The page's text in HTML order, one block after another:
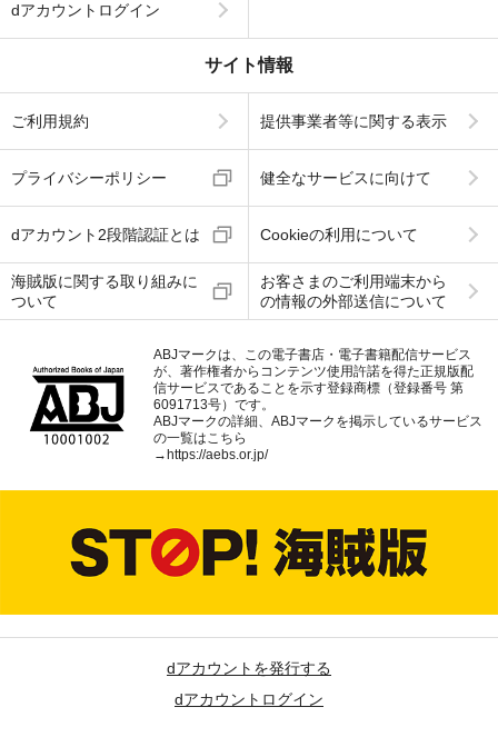
dアカウントログイン
サイト情報
ご利用規約 提供事業者等に関する表示
プライバシーポリシー 健全なサービスに向けて
dアカウント2段階認証とは Cookieの利用について
海賊版に関する取り組みに
ついて
お客さまのご利用端末から
の情報の外部送信について
ABJマークは、この電子書店・電子書籍配信サービス
が、著作権者からコンテンツ使用許諾を得た正規版配
信サービスであることを示す登録商標（登録番号 第
6091713号）です。
ABJマークの詳細、ABJマークを掲示しているサービス
の一覧はこちら
→ https://aebs.or.jp/
dアカウントを発行する
dアカウントログイン